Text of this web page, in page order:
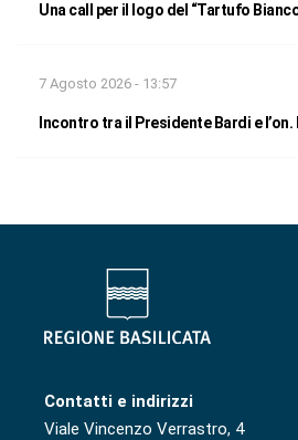
Una call per il logo del “Tartufo
7 Agosto 2026 - 13:57
Incontro tra il Presidente Bardi e
Contatti e indirizzi
Viale Vincenzo Verrastro, 4